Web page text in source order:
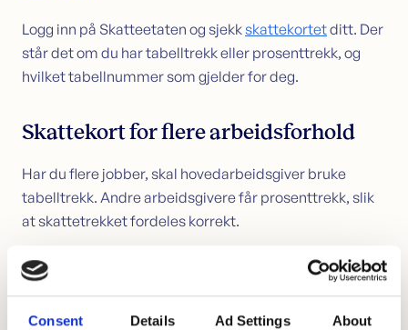
Consent Details Ad Settings About
Logg inn på Skatteetaten og sjekkskattekortetditt. Der
står det om du har tabelltrekk eller prosenttrekk, og
hvilket tabellnummer som gjelder for deg.
Skattekort for flere arbeidsforhold
Har du flere jobber, skal hovedarbeidsgiver bruke
tabelltrekk. Andre arbeidsgivere får prosenttrekk, slik
at skattetrekket fordeles korrekt.
Velger du skattetabell selv?
Nei, du velger ikke selv. Skatteetaten fastsetter